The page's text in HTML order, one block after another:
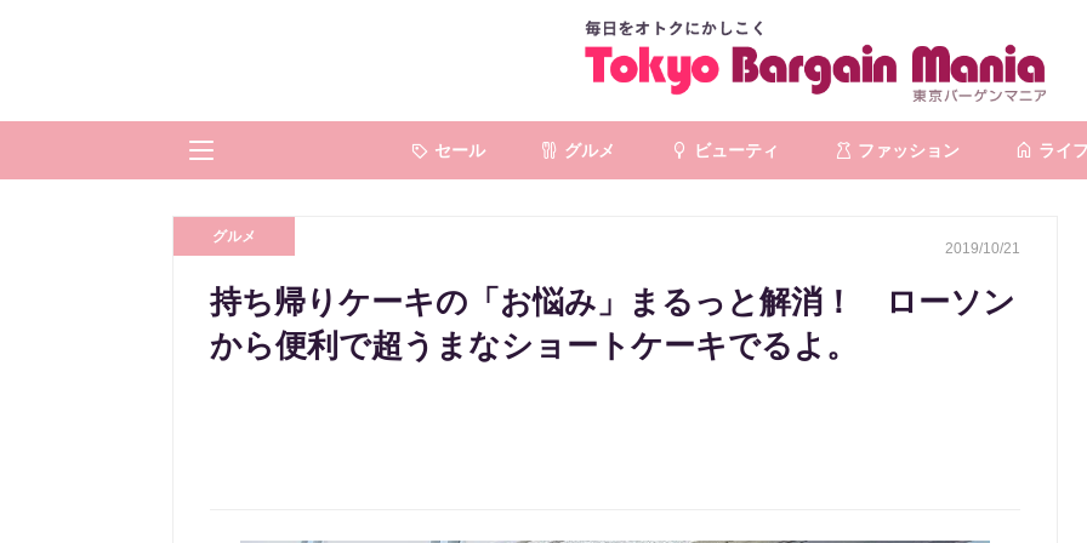
セール グルメ ビューティ ファッション ライフ
グルメ
2019/10/21
持ち帰りケーキの「お悩み」まるっと解消！ ローソン
から便利で超うまなショートケーキでるよ。